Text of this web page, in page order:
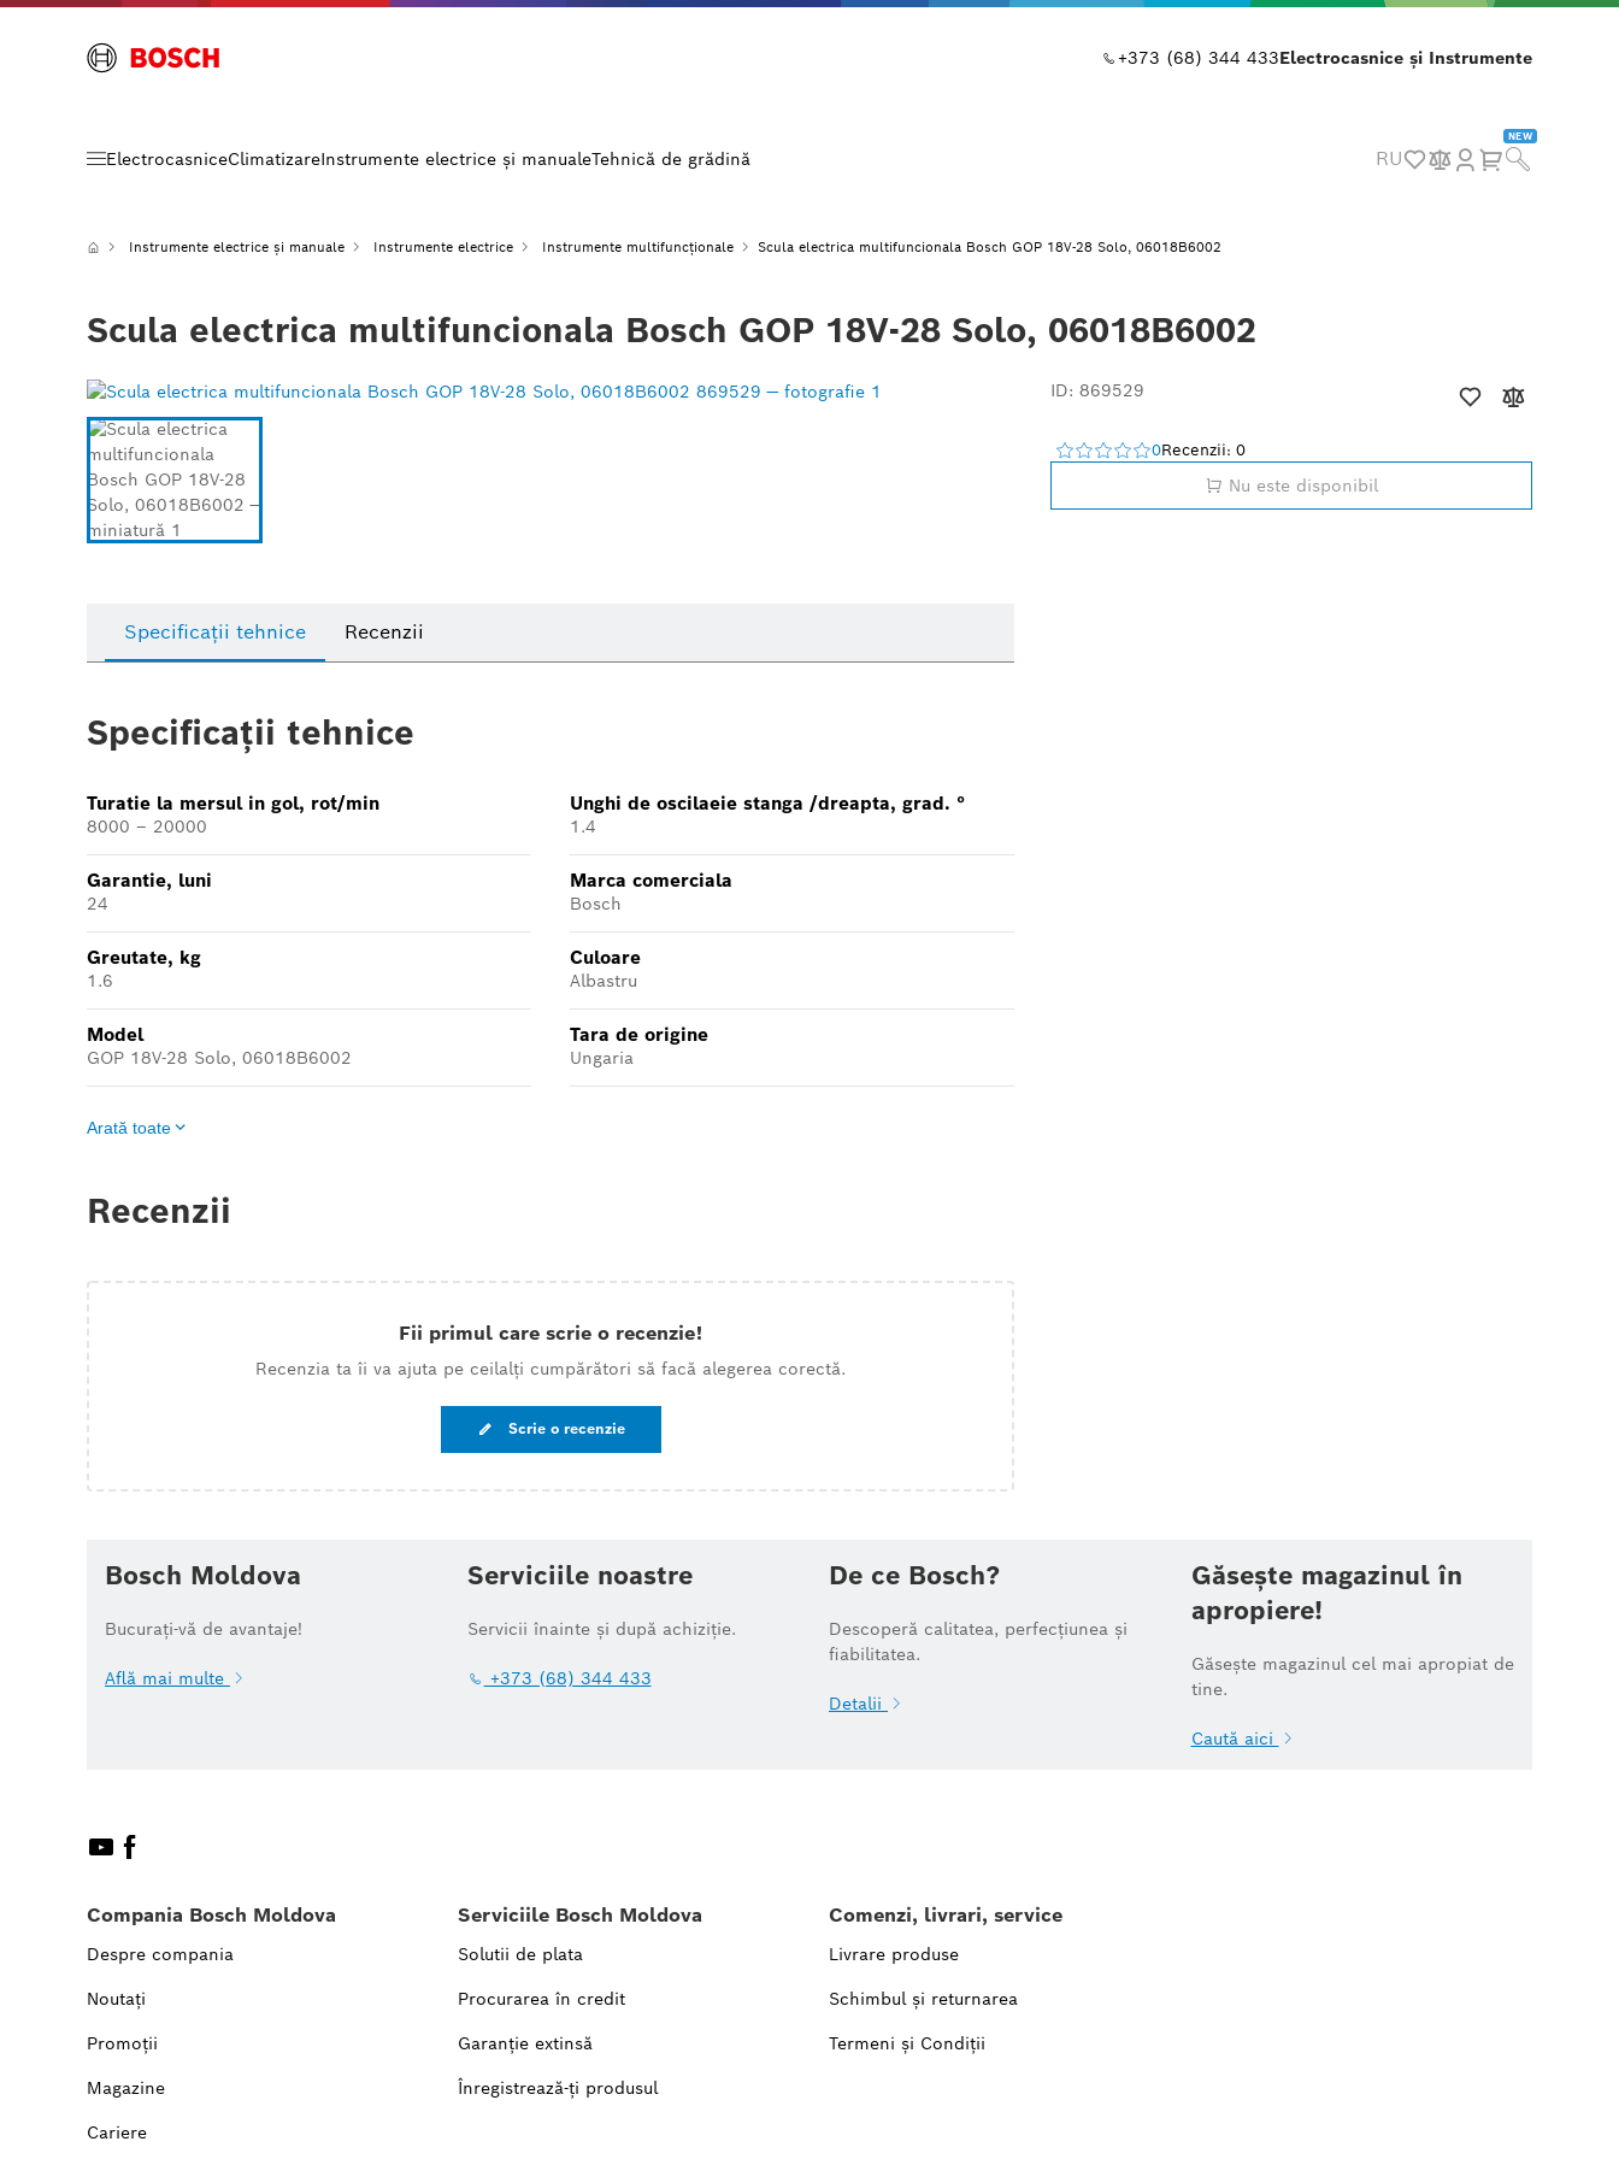
+373 (68) 344 433Electrocasnice și Instrumente
ElectrocasniceClimatizareInstrumente electrice și manualeTehnică de grădină RU
NEW
Instrumente electrice și manuale Instrumente electrice Instrumente multifuncționale Scula electrica multifuncionala Bosch GOP 18V-28 Solo, 06018B6002
Scula electrica multifuncionala Bosch GOP 18V-28 Solo, 06018B6002
ID: 869529
0Recenzii: 0
Nu este disponibil
Specificații tehnice Recenzii
Specificații tehnice
Turatie la mersul in gol, rot/min
8000 – 20000
Unghi de oscilaеie stanga /dreapta, grad. °
1.4
Garantie, luni
24
Marca comerciala
Bosch
Greutate, kg
1.6
Culoare
Albastru
Model
GOP 18V-28 Solo, 06018B6002
Tara de origine
Ungaria
Arată toate
Recenzii
Fii primul care scrie o recenzie!
Recenzia ta îi va ajuta pe ceilalți cumpărători să facă alegerea corectă.
Scrie o recenzie
Bosch Moldova
Bucurați-vă de avantaje!
Află mai multe
Serviciile noastre
Servicii înainte și după achiziție.
+373 (68) 344 433
De ce Bosch?
Descoperă calitatea, perfecțiunea și
fiabilitatea.
Detalii
Găsește magazinul în
apropiere!
Găsește magazinul cel mai apropiat de
tine.
Caută aici
Compania Bosch Moldova
Despre compania
Noutați
Promoții
Magazine
Cariere
Serviciile Bosch Moldova
Solutii de plata
Procurarea în credit
Garanție extinsă
Înregistrează-ți produsul
Comenzi, livrari, service
Livrare produse
Schimbul și returnarea
Termeni și Condiții